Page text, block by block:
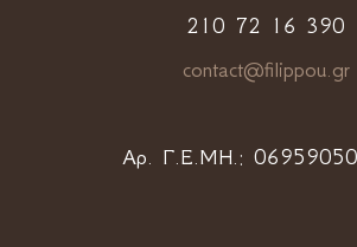
210 72 16 390
contact@filippou.gr
Αρ. Γ.Ε.ΜΗ.: